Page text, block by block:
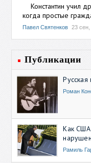
Константин учил
когда простые
Павел Святенков 23
Публикации
Роман
Как США
Рамиль